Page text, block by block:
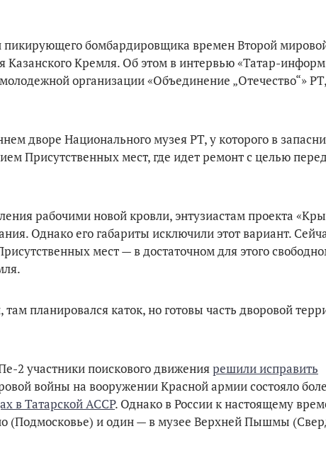
пикирующего бомбардировщика времен Второй
Казанского Кремля. Об этом в интервью «Татар-
организации «Объединение „Отечество“»
дворе Национального музея РТ, у которого в
Присутственных мест, где идет ремонт с целью
рабочими новой кровли, энтузиастам проекта
Однако его габариты исключили этот вариант.
мест — в достаточном для этого
планировался каток, но готовы часть дворовой
2 участники поискового движениярешили исправить
войны на вооружении Красной армии состояло
в Татарской АССР. Однако в России к настоящему
(Подмосковье) и один — в музее Верхней Пышмы